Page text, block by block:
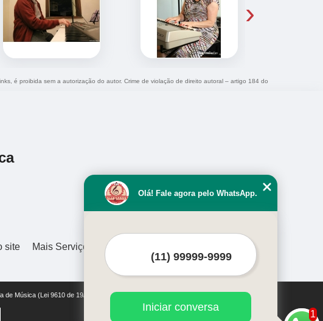
›
é proibida sem a autorização do autor. Crime de violação de direito autoral – artigo 184 do
site Mais Serviços
de Música (Lei 9610 de 19/02/1998)
1
Olá! Fale agora pelo WhatsApp.
Iniciar conversa